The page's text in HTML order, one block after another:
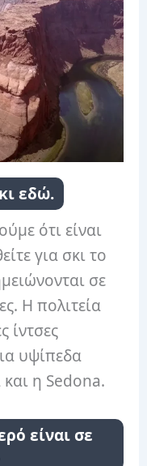
εδώ.
ότι είναι
για σκι το
σε
Η πολιτεία
ίντσες
υψίπεδα
η Sedona.
είναι σε